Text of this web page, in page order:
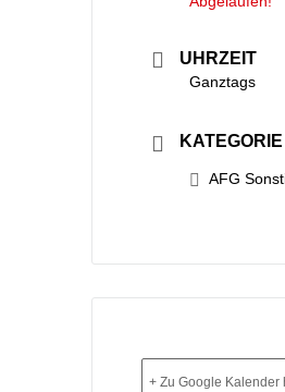
UHRZEIT
Ganztags
KATEGORIE
AFG
+ Zu Google Kalender